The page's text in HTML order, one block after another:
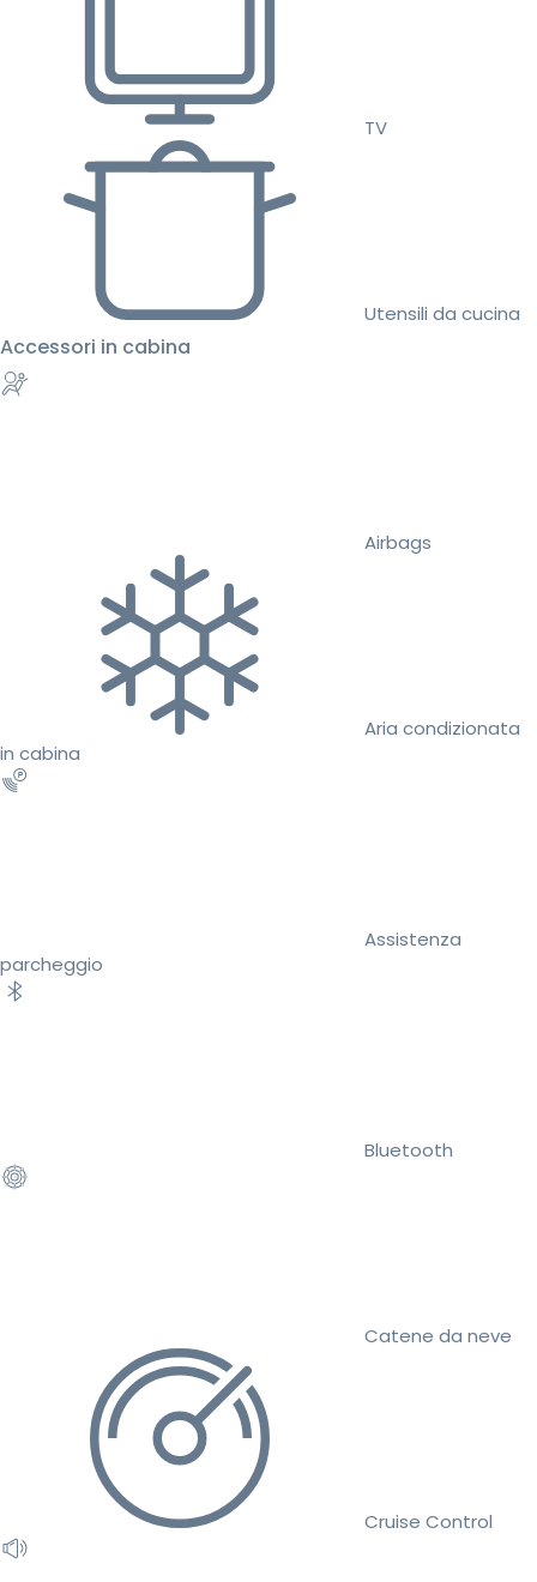
TV
Utensili da cucina
Accessori in cabina
Airbags
Aria condizionata
in cabina
Assistenza
parcheggio
Bluetooth
Catene da neve
Cruise Control